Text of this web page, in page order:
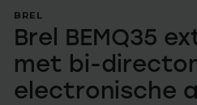
BREL
Brel BEMQ35
met bi-
electronische